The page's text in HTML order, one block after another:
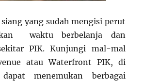
yang sudah mengisi perut
waktu berbelanja dan
PIK. Kunjungi mal-mal
atau Waterfront PIK, di
menemukan berbagai